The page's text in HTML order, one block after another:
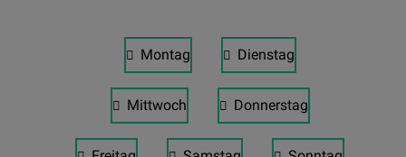
Montag Dienstag
Mittwoch Donnerstag